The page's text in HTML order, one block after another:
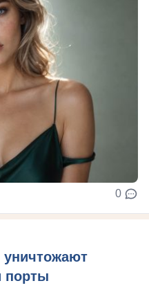
0
порты